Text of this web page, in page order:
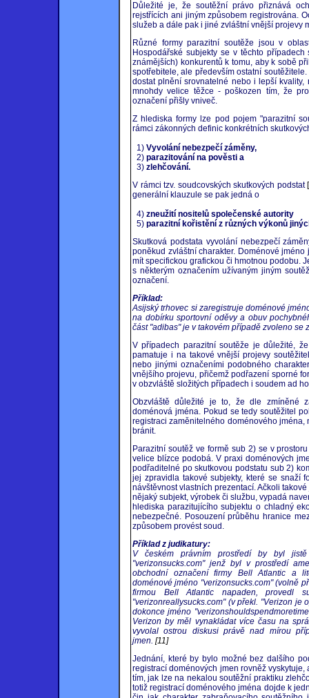
Důležité je, že soutěžní právo přiznává
rejstřících ani jiným způsobem registrována.
služeb a dále pak i jiné zvláštní vnější projevy
Různé formy parazitní soutěže jsou v
Hospodářské subjekty se v těchto
známějších) konkurentů k tomu, aby k sobě
spotřebitele, ale především ostatní
dostat plnění srovnatelné nebo i lepší
mnohdy velice těžce - poškozen tím, že
označení přišly vniveč.
Z hlediska formy lze pod pojem "parazitní
rámci zákonných definic konkrétních
1) Vyvolání nebezpečí záměny,
2) parazitování na pověsti a
3) zlehčování.
V rámci tzv. soudcovských skutkových podstat
generální klauzule se pak jedná o
4) zneužití nositelů společenské autority
5) parazitní kořistění z různých výkonů
Skutková podstata vyvolání nebezpečí
poněkud zvláštní charakter. Doménové
mít specifickou grafickou či hmotnou podobu.
s některým označením užívaným jiným
označení.
Příklad:
Asijský trhovec si zaregistruje doménové
na dobírku sportovní oděvy a obuv
část "adibas" je v takovém případě zvoleno se
V případech parazitní soutěže je důležité,
pamatuje i na takové vnější projevy
nebo jinými označeními podobného
vnějšího projevu, přičemž podřazení sporné
v obzvláště složitých případech i soudem ad
Obzvláště důležité je to, že dle zmíněné
doménová jména. Pokud se tedy soutěžitel
registraci zaměnitelného doménového
bránit.
Parazitní soutěž ve formě sub 2) se v
velice blízce podobá. V praxi doménových
podřaditelné po skutkovou podstatu sub 2)
jej zpravidla takové subjekty, které se snaží
návštěvnost vlastních prezentací. Ačkoli
nějaký subjekt, výrobek či službu, vypadá
hlediska parazitujícího subjektu o chladný
nebezpečné. Posouzení průběhu hranice
způsobem provést soud.
Příklad z judikatury:
V českém právním prostředí by byl
"verizonsucks.com" jenž byl v prostředí
obchodní označení firmy Bell Atlantic a
doménové jméno "verizonsucks.com" (volně
firmou Bell Atlantic napaden, provedl
"verizonreallysucks.com" (v překl. "Verizon je
dokonce jméno
Verizon by měl vynakládat více času na
vyvolal ostrou diskusi právě nad mírou
jmen. [11]
Jednání, které by bylo možné bez dalšího
registrací doménových jmen rovněž
tím, jak lze na nekalou soutěžní praktiku
totiž registrací doménového jména dojde k